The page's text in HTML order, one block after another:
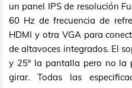
un panel IPS de resolución
60 Hz de frecuencia de
HDMI y otra VGA para
de altavoces integrados. El
y 25º la pantalla pero no la
girar. Todas las